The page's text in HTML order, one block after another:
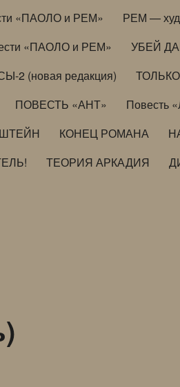
«ПАОЛО и РЕМ»
РЕМ —
«ПАОЛО и РЕМ» УБЕЙ
2 (новая редакция)
ПОВЕСТЬ «АНТ»
Повесть
КОНЕЦ РОМАНА
ТЕОРИЯ АРКАДИЯ